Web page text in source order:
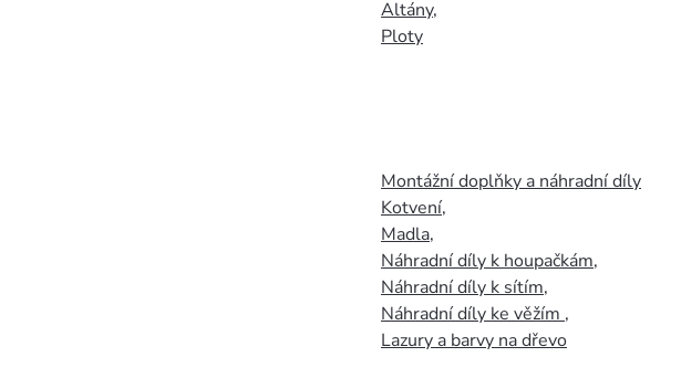
Altány,
Ploty
Montážní doplňky a náhradní díly
Kotvení,
Madla,
Náhradní díly k houpačkám,
Náhradní díly k sítím,
Náhradní díly ke věžím ,
Lazury a barvy na dřevo